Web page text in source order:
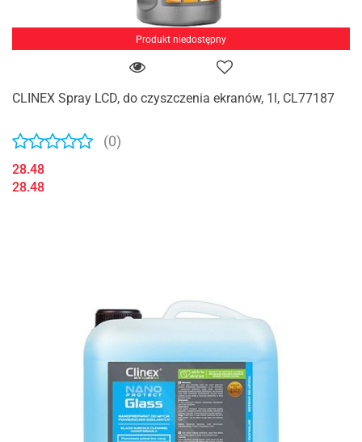
Produkt niedostępny
CLINEX Spray LCD, do czyszczenia ekranów, 1l, CL77187
(0)
28.48
28.48